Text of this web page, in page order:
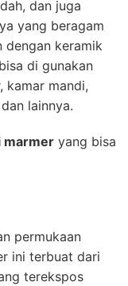
dan juga
yang beragam
dengan keramik
di gunakan
kamar mandi,
lainnya.
marmer yang bisa
permukaan
ini terbuat dari
terekspos